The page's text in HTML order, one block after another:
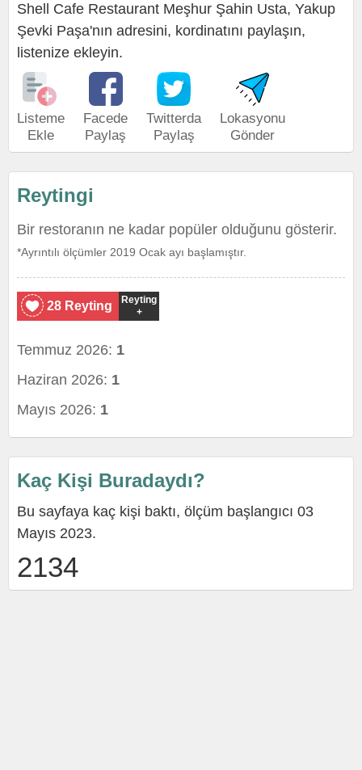
Shell Cafe Restaurant Meşhur Şahin Usta, Yakup
Şevki Paşa'nın adresini, kordinatını paylaşın,
listenize ekleyin.
Listeme
Ekle
Facede
Paylaş
Twitterda
Paylaş
Lokasyonu
Gönder
Reytingi
Bir restoranın ne kadar popüler olduğunu gösterir.
*Ayrıntılı ölçümler 2019 Ocak ayı başlamıştır.
28 Reyting
Reyting
+
Temmuz 2026: 1
Haziran 2026: 1
Mayıs 2026: 1
Kaç Kişi Buradaydı?
Bu sayfaya kaç kişi baktı, ölçüm başlangıcı 03
Mayıs 2023.
2134